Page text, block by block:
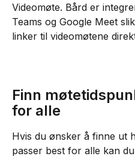
Videomøte. Bård er
Teams og Google Meet
linker til videomøtene
Finn
for alle
Hvis du ønsker å finne ut
passer best for alle kan du